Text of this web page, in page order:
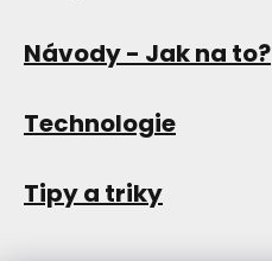
Návody - Jak na to?
Technologie
Tipy a triky